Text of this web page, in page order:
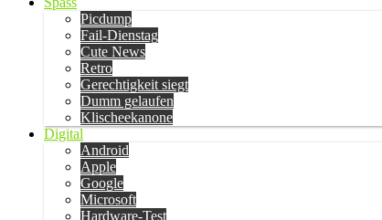
Picdump
Fail-Dienstag
Cute News
Retro
Gerechtigkeit siegt
Dumm gelaufen
Klischeekanone
Digital
Android
Apple
Google
Microsoft
Hardware-Test